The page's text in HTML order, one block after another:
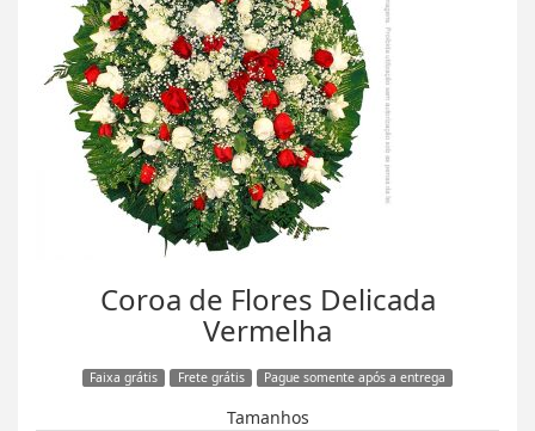
Coroa de Flores Delicada
Vermelha
Faixa grátis Frete grátis Pague somente após a entrega
Tamanhos